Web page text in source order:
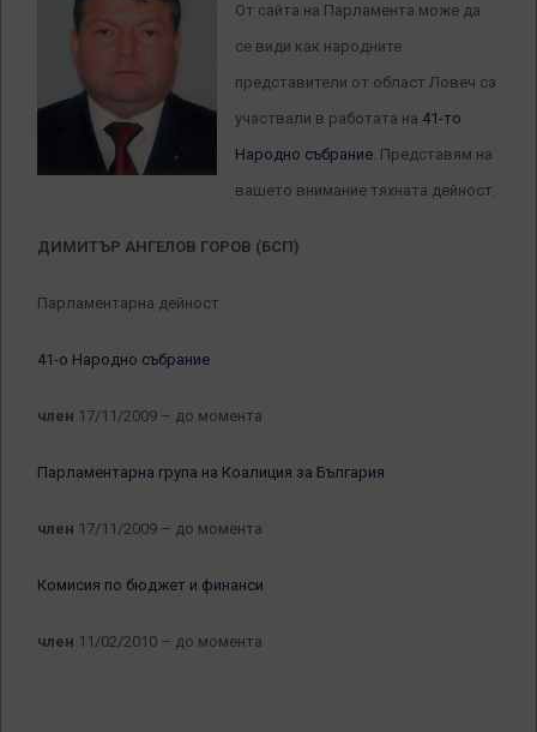
От сайта на Парламента може да
се види как народните
представители от област Ловеч са
участвали в работата на 41-то
Народно събрание. Представям на
вашето внимание тяхната дейност.
ДИМИТЪР АНГЕЛОВ ГОРОВ (БСП)
Парламентарна дейност
41-о Народно събрание
член 17/11/2009 – до момента
Парламентарна група на Коалиция за България
член 17/11/2009 – до момента
Комисия по бюджет и финанси
член 11/02/2010 – до момента